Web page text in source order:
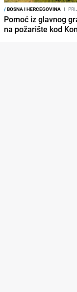
/BOSNA I HERCEGOVINA I
Pomoć iz glavnog
na požarište kod